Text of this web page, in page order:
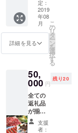
色、ど
れを
とって
も一級
品で
す！ 北
寒暖の
差が激
め、糖
度がす
ごく高
いで
す。 そ
別町札
内、
uraniwa
cafe向
かいに
佇む小
私たち
の作る
お菓子
で、日
常がい
つもよ
り少し
だけ幸
んで、
地元で
大人気
の老舗
レスト
ラン
『ラン
チョエ
ソ』さ
んから
しゃぶ
しゃぶ
用の豚
肉をお
送りし
ます。
定：
2019
年08
月
詳細を見る
こ
の
リ
タ
ー
ン
を
選
択
す
る
50,
000 円
残り20
全ての
返礼品
が揃っ
たフル
パッ支援
者：